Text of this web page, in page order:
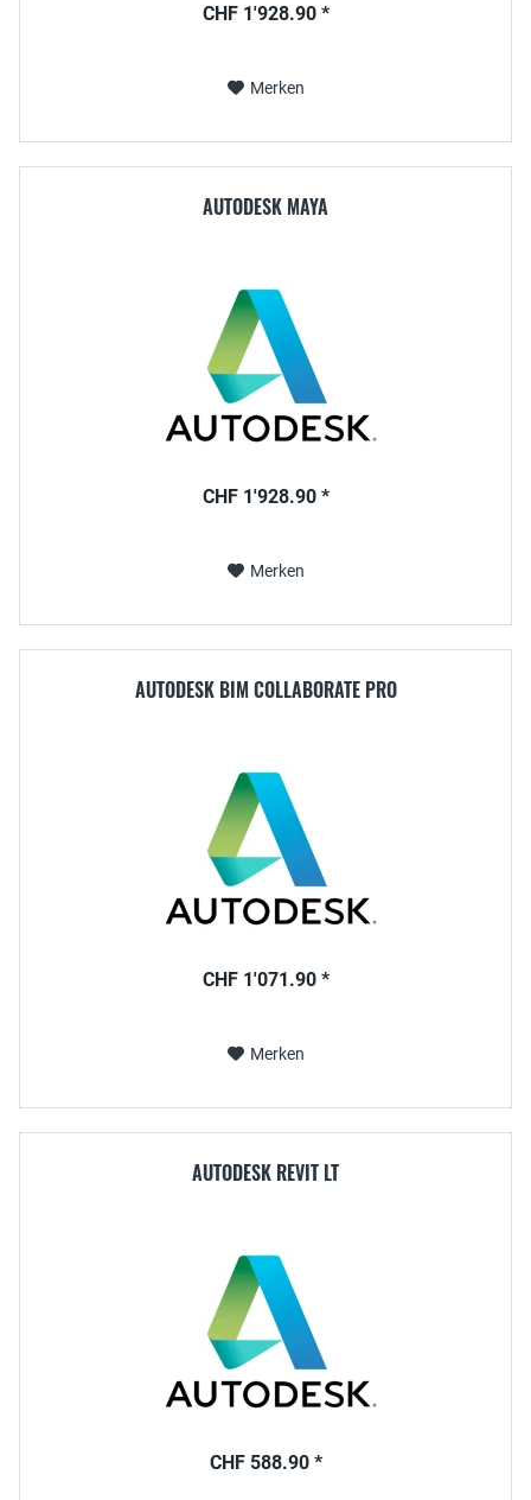
CHF 1'928.90 *
Merken
AUTODESK MAYA
CHF 1'928.90 *
Merken
AUTODESK BIM COLLABORATE PRO
CHF 1'071.90 *
Merken
AUTODESK REVIT LT
CHF 588.90 *